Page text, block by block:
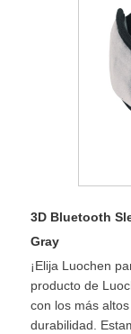
3D Bluetooth
Gray
¡Elija Luochen
producto de
con los más
durabilidad.